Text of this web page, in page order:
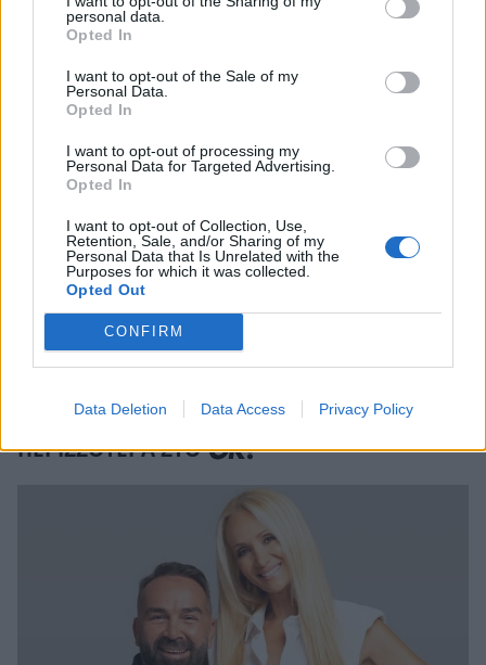
personal data.
Opted In
I want to opt-out of the Sale of my
Personal Data.
Opted In
I want to opt-out of processing my
Personal Data for Targeted Advertising.
Opted In
I want to opt-out of Collection, Use,
Retention, Sale, and/or Sharing of my
Personal Data that Is Unrelated with the
Purposes for which it was collected.
Opted Out
CONFIRM
Data Deletion Data Access Privacy Policy
Σταματίνα Τσιμτσιλή για Αγγελική Ηλιάδη:
Μαλλιωτάκη»
CELEBRITIES
ΔΕΙΤΕ ΑΚΟΜΑ
AΓΓΕΛΙΚΗ ΗΛΙΑΔΗ
ΠΕΡΙΣΣΟΤΕΡΑ ΣΤΟ